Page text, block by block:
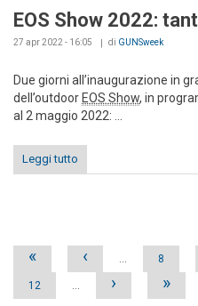
EOS Show 2022:
27 apr 2022 - 16:05 di GUNSweek
Due giorni all’inaugurazione in
dell’outdoor EOS Show, in
al 2 maggio 2022: ...
Leggi tutto
Pages
« ‹ … 8
12 … › »